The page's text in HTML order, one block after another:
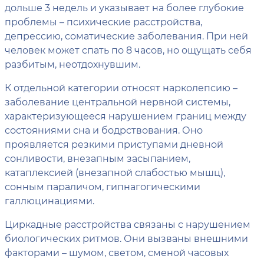
дольше 3 недель и указывает на более глубокие
проблемы – психические расстройства,
депрессию, соматические заболевания. При ней
человек может спать по 8 часов, но ощущать себя
разбитым, неотдохнувшим.
К отдельной категории относят нарколепсию –
заболевание центральной нервной системы,
характеризующееся нарушением границ между
состояниями сна и бодрствования. Оно
проявляется резкими приступами дневной
сонливости, внезапным засыпанием,
катаплексией (внезапной слабостью мышц),
сонным параличом, гипнагогическими
галлюцинациями.
Циркадные расстройства связаны с нарушением
биологических ритмов. Они вызваны внешними
факторами – шумом, светом, сменой часовых